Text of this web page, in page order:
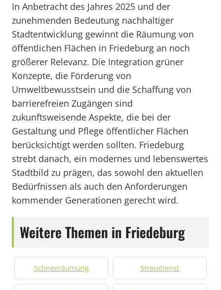
In Anbetracht des Jahres 2025 und der
zunehmenden Bedeutung nachhaltiger
Stadtentwicklung gewinnt die Räumung von
öffentlichen Flächen in Friedeburg an noch
größerer Relevanz. Die Integration grüner
Konzepte, die Förderung von
Umweltbewusstsein und die Schaffung von
barrierefreien Zugängen sind
zukunftsweisende Aspekte, die bei der
Gestaltung und Pflege öffentlicher Flächen
berücksichtigt werden sollten. Friedeburg
strebt danach, ein modernes und lebenswertes
Stadtbild zu prägen, das sowohl den aktuellen
Bedürfnissen als auch den Anforderungen
kommender Generationen gerecht wird.
Weitere Themen in Friedeburg
Schneeräumung Streudienst